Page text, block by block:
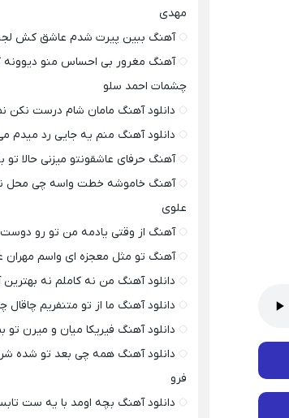
مهدی
آهنگ ببین پیرت شدم عاشق کش
آهنگ مغرور بی احساس منو دیوونه
چشمات احمد سلو
دانلود آهنگ مامان شام درست نکن
دانلود آهنگ منم یه جایی رد میدم
آهنگ حرفای عاشقونتو میزنی حالا تو
آهنگ خاموشه خطت واسه چی محل
علوی
آهنگ از وقتی یادمه من تو رو
آهنگ تو مثل معجزه ای واسم مهران
دانلود آهنگ من نه کاملم نه بهترین
دانلود آهنگ ما از تو متنفریم
دانلود آهنگ فیریکا میان و میرن تو
دانلود آهنگ همه چی بعد تو شده
فرو
دانلود آهنگ بچه اومد با یه ست